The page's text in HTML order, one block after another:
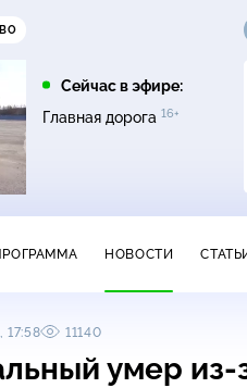
Сейчас в эфире:
Главная дорога 16+
05:25
Поедем, поедим! 16+
НОВОСТИ
17:58 11140
умер из-